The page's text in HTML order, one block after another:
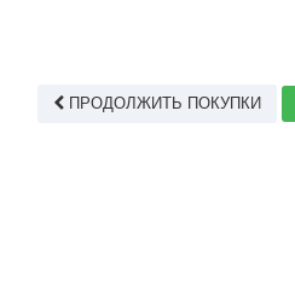
ПРОДОЛЖИТЬ ПОКУПКИ